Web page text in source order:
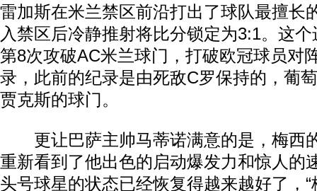
雷加斯在米兰禁区前沿打出了球队最擅长
入禁区后冷静推射将比分锁定为3:1。这
第8次攻破AC米兰球门，打破欧冠球员对
录，此前的纪录是由死敌C罗保持的，葡
贾克斯的球门。
更让巴萨主帅马蒂诺满意的是，梅西
重新看到了他出色的启动爆发力和惊人的
头号球星的状态已经恢复得越来越好了，